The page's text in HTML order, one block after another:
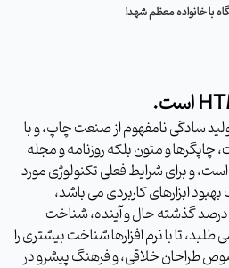
با خانواده معظم شهدا
سادگی نامفهوم از صنعت چاپ، و با
چاپگرها و متون بلکه روزنامه و مجله
و برای شرایط فعلی تکنولوژی مورد
ابزارهای کاربردی می باشد،
گذشته حال و آینده، شناخت
تا با نرم افزارها شناخت بیشتری را
طراحان خلاقی، و فرهنگ پیشرو در